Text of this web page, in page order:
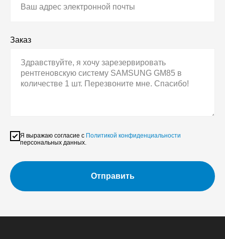
Заказ
Я выражаю согласие с Политикой конфиденциальности
персональных данных.
Отправить